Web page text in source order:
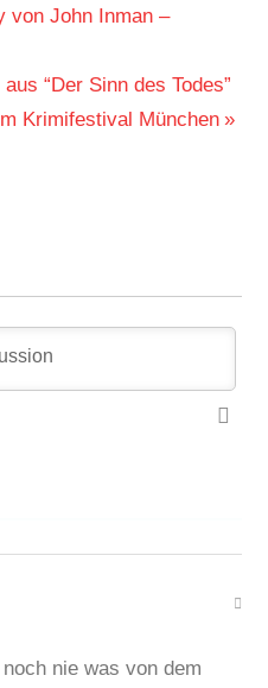
von John Inman –
“Der Sinn des Todes”
Krimifestival München
nie was von dem